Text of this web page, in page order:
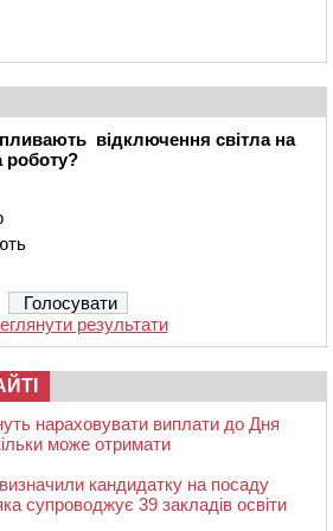
відключення світла на
роботу?
результати
нараховувати виплати до Дня
може отримати
кандидатку на посаду
супроводжує 39 закладів освіти